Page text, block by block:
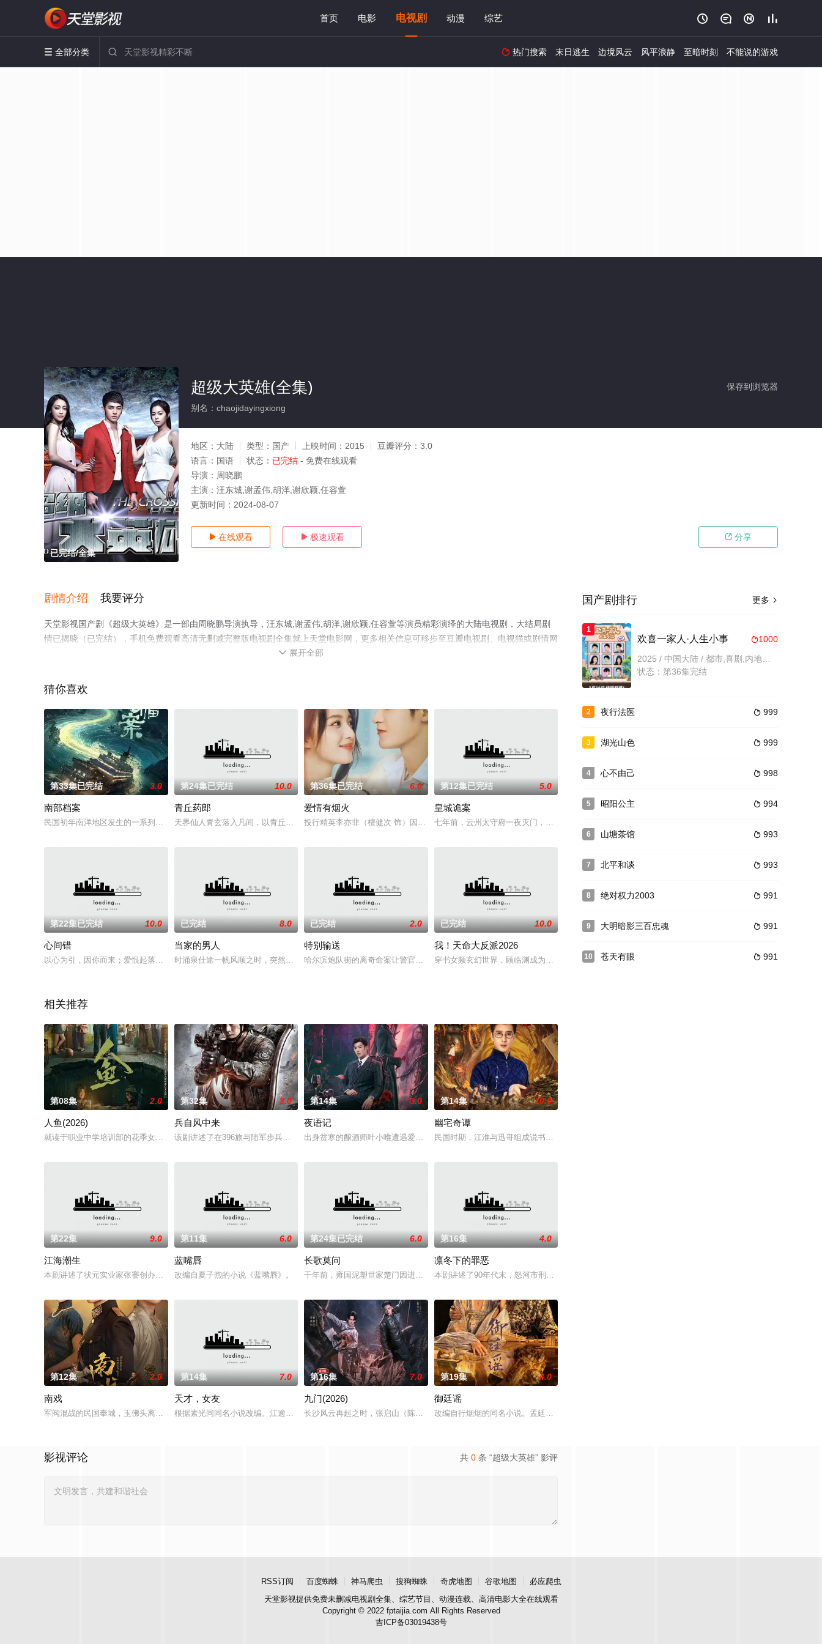
首页 电影 电视剧 动漫 综艺    
 全部分类   热门搜索 末日逃生 边境风云 风平浪静 至暗时刻 不能说的游戏
已完结/全集
保存到浏览器
超级大英雄(全集)
别名：chaojidayingxiong
地区： 大陆 类型： 国产 上映时间： 2015 豆瓣评分： 3.0
语言： 国语 状态： 已完结 - 免费在线观看
导演： 周晓鹏
主演： 汪东城,谢孟伟,胡洋,谢欣颖,任容萱
更新时间： 2024-08-07
 在线观看  极速观看  分享
剧情介绍 我要评分
天堂影视国产剧《超级大英雄》是一部由周晓鹏导演执导，汪东城,谢孟伟,胡洋,谢欣颖,任容萱等演员精彩演绎的大陆电视剧，大结局剧
情已揭晓（已完结），手机免费观看高清无删减完整版电视剧全集就上天堂电影网，更多相关信息可移步至豆瓣电视剧、电视猫或剧情网
 展开全部
猜你喜欢
第33集已完结 3.0
南部档案
民国初年南洋地区发生的一系列诡异事件。故事以张海盐和张海虾两位南部档案馆的
第24集已完结 10.0
青丘药郎
天界仙人青玄落入凡间，以青丘狐仙之身修行，背负着神秘法器"虹&q
第36集已完结 6.0
爱情有烟火
投行精英李亦非（檀健次 饰）因投资失利，意外与身陷失恋失业双重困境的沪漂女
第12集已完结 5.0
皇城诡案
七年前，云州太守府一夜灭门，七十三口人凭空消失，现场只留七道血指印。七年后
第22集已完结 10.0
心间错
以心为引，因你而来；爱恨起落，皆由心生。一段人妖牵绊，百年错付纠缠。一心分
已完结 8.0
当家的男人
时涌泉仕途一帆风顺之时，突然决定停薪留职三年，回全国贫困县的特困村做当家人
已完结 2.0
特别输送
哈尔滨炮队街的离奇命案让警官冯剑白卷入了一系列神秘事件中。他的调查处处受阻
已完结 10.0
我！天命大反派2026
穿书女频玄幻世界，顾临渊成为男配炮灰他爹，开局就是天命之子上门退婚。可我是
相关推荐
第08集 2.0
人鱼(2026)
就读于职业中学培训部的花季女生苏琳（黄杨钿甜 饰），虽自小被父母忽视，在艰
第32集 3.0
兵自风中来
该剧讲述了在396旅与陆军步兵学院联合举办的小型军事演习中，郭子剑因不满演
第14集 3.0
夜语记
出身贫寒的酿酒师叶小唯遭遇爱人程桉、恩师林晚媚的双重背叛。她从恨意中涅槃重
第14集 10.0
幽宅奇谭
民国时期，江淮与迅哥组成说书班子，偶遇“白天人住屋，晚上鬼占房”的阴阳宅，
第22集 9.0
江海潮生
本剧讲述了状元实业家张謇创办大生企业，实业报国的故事。甲午战争后，国家蒙羞
第11集 6.0
蓝嘴唇
改编自夏子煦的小说《蓝嘴唇》。
第24集已完结 6.0
长歌莫问
千年前，雍国泥塑世家楚门因进贡的“十二生肖”离奇流血炸裂，惨遭满门流放，楚
第16集 4.0
凛冬下的罪恶
本剧讲述了90年代末，怒河市刑侦支队在无普及监控、无DNA鉴定技术的支持下
第12集 2.0
南戏
军阀混战的民国奉城，玉佛头离奇失窃，戏班主横尸戏台，将冷血少帅许又安与昆曲
第14集 7.0
天才，女友
根据素光同同名小说改编。江逾白长大以后，林知夏忽然对他说：“江逾白，我喜欢
第16集 7.0
九门(2026)
长沙风云再起之时，张启山（陈伟霆 饰）与吴老狗（曾舜晞 饰）强强联手，携手
第19集 4.0
御廷谣
改编自行烟烟的同名小说。孟廷辉，大平王朝有史以来个以女子进士科三元及第入翰
共 0 条 “超级大英雄” 影评
影视评论
更多 
国产剧排行
1
1000
欢喜一家人·人生小事
状态：第36集完结
2  999
夜行法医
3  999
湖光山色
4  998
心不由己
5  994
昭阳公主
6  993
山塘茶馆
7  993
北平和谈
8  991
绝对权力2003
9  991
大明暗影三百忠魂
10  991
苍天有眼
RSS订阅 百度蜘蛛 神马爬虫 搜狗蜘蛛 奇虎地图 谷歌地图
必应爬虫
天堂影视提供免费未删减电视剧全集、综艺节目、动漫连载、高清电影大全在线观看
Copyright © 2022 fptaijia.com All Rights Reserved
吉ICP备03019438号